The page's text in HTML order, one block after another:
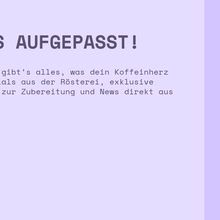
AUFGEPASST!
gibt’s alles, was dein Koffeinherz
aus der Rösterei, exklusive
Zubereitung und News direkt aus